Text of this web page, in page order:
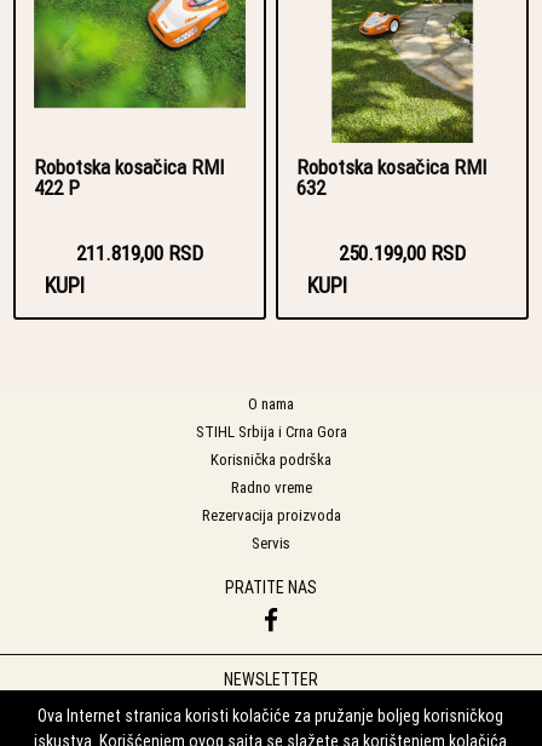
Ova Internet stranica koristi kolačiće za pružanje boljeg korisničkog
iskustva. Korišćenjem ovog sajta se slažete sa korištenjem kolačića
Robotska kosačica RMI
422 P
211.819,00 RSD
KUPI
Robotska kosačica RMI
632
250.199,00 RSD
KUPI
O nama
STIHL Srbija i Crna Gora
Korisnička podrška
Radno vreme
Rezervacija proizvoda
Servis
PRATITE NAS
NEWSLETTER
Prijavite se na naš Newsletter